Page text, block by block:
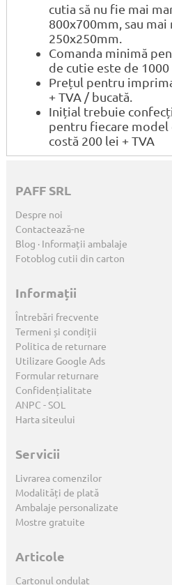
cutia să nu fie mai
800x700mm, sau mai
250x250mm.
Comanda minimă
de cutie este de 1000
Prețul pentru
+ TVA / bucată.
Inițial trebuie
pentru fiecare model
costă 200 lei + TVA
PAFF SRL
Despre noi
Contactează-ne
Blog · Informații ambalaje
Fotoblog cutii din carton
Informații
Întrebări frecvente
Termeni și condiții
Politica de returnare
Utilizare Google Ads
Formular returnare
Confidențialitate
ANPC -SOL
Harta siteului
Servicii
Livrarea comenzilor
Modalități de plată
Ambalaje personalizate
Mostre gratuite
Articole
Cartonul ondulat